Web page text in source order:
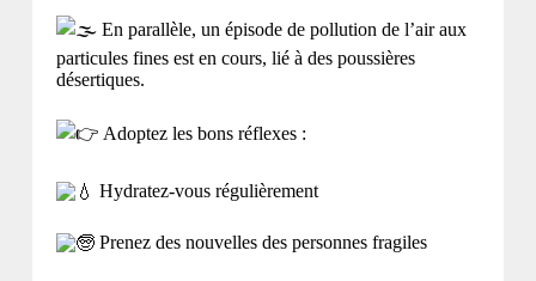
En parallèle, un épisode de pollution de l’air aux
particules fines est en cours, lié à des poussières
désertiques.
Adoptez les bons réflexes :
Hydratez-vous régulièrement
Prenez des nouvelles des personnes fragiles